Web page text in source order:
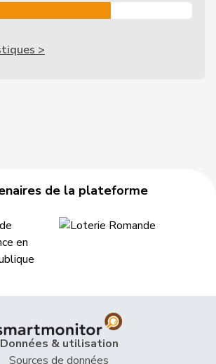
>
de la plateforme
Données & utilisation
Sources de données